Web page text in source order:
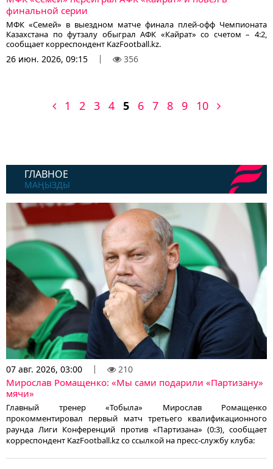
ГЛАВНОЕ
МАҢЫЗДЫ
07 авг. 2026, 03:00 210
Мирослав Ромащенко: «Мы сами подарили «Партизану»
мячи»
Главный тренер «Тобыла» Мирослав Ромащенко
прокомментировал первый матч третьего квалификационного
раунда Лиги Конференций против «Партизана» (0:3), сообщает
корреспондент KazFootball.kz со ссылкой на пресс-службу клуба:
финальной серии
МФК «Семей» в выездном матче финала плей-офф Чемпионата
Казахстана по футзалу обыграл АФК «Кайрат» со счетом – 4:2,
сообщает корреспондент KazFootball.kz.
26 июн. 2026, 09:15 356
1 2 3 4 5 6 7 8 9 10